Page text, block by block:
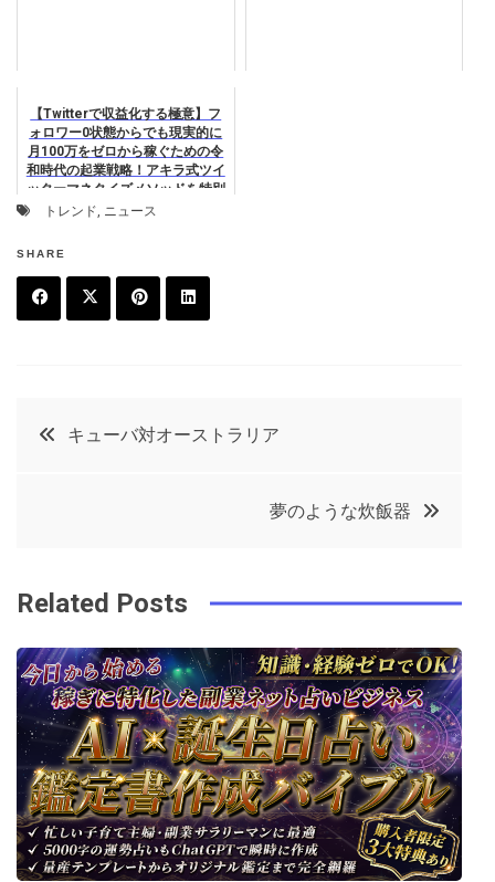
【Twitterで収益化する極意】フ
ォロワー0状態からでも現実的に
月100万をゼロから稼ぐための令
和時代の起業戦略！アキラ式ツイ
ッターマネタイズメソッドを特別
公開！
トレンド, ニュース
SHARE
k
e
t
投
ビ
ゲ
ー
シ
ョ
キューバ対オーストラリア
夢のような炊飯器
Related Posts